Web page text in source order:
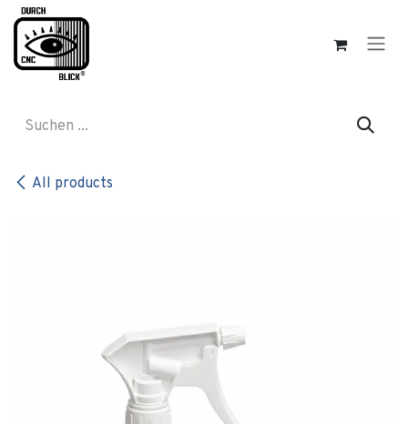
Zum Inhalt springen
All products